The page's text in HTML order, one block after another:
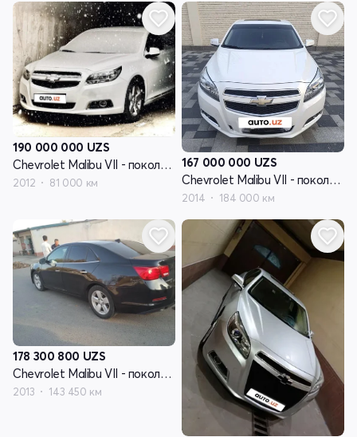
190 000 000 UZS
Chevrolet Malibu VII - поколение
2012 81 000 км
167 000 000 UZS
Chevrolet Malibu VII - поколение
2014 184 000 км
178 300 800 UZS
Chevrolet Malibu VII - поколение
2013 143 450 км